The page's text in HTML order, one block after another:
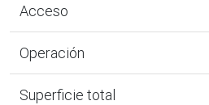
Acceso
Operación
Superficie total